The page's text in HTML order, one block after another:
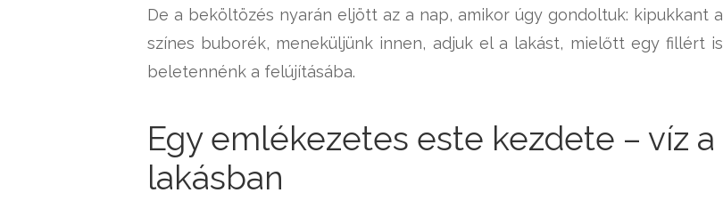
De a beköltözés nyarán eljött az a nap, amikor úgy gondoltuk: kipukkant a
színes buborék, meneküljünk innen, adjuk el a lakást, mielőtt egy fillért is
beletennénk a felújításába.
Egy emlékezetes este kezdete – víz a
lakásban